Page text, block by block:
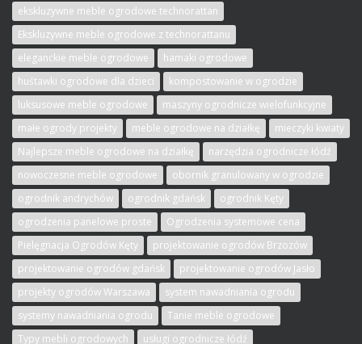
ekskluzywne meble ogrodowe technorattan
Ekskluzywne meble ogrodowe z technorattanu
eleganckie meble ogrodowe
hamaki ogrodowe
huśtawki ogrodowe dla dzieci
kompostowanie w ogrodzie
luksusowe meble ogrodowe
maszyny ogrodnicze wielofunkcyjne
małe ogrody projekty
meble ogrodowe na działkę
mieczyki kwiaty
Najlepsze meble ogrodowe na działkę
narzędzia ogrodnicze łódź
nowoczesne meble ogrodowe
obornik granulowany w ogrodzie
ogrodnik andrychów
ogrodnik gdańsk
ogrodnik Kęty
ogrodzenia panelowe proste
Ogrodzenia systemowe cena
Pielęgnacja Ogrodów Kęty
projektowanie ogrodów Brzozów
projektowanie ogrodów gdańsk
projektowanie ogrodów Jasło
projekty ogrodów Warszawa
system nawadniania ogrodu
systemy nawadniania ogrodu
Tanie meble ogrodowe
Typy mebli ogrodowych
usługi ogrodnicze łódź